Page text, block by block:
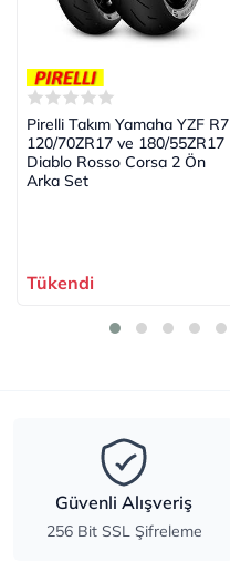
Pirelli Takım Yamaha YZF R7
120/70ZR17 ve 180/55ZR17
Diablo Rosso Corsa 2 Ön
Arka Set
Tükendi
Güvenli Alışveriş
256 Bit SSL Şifreleme